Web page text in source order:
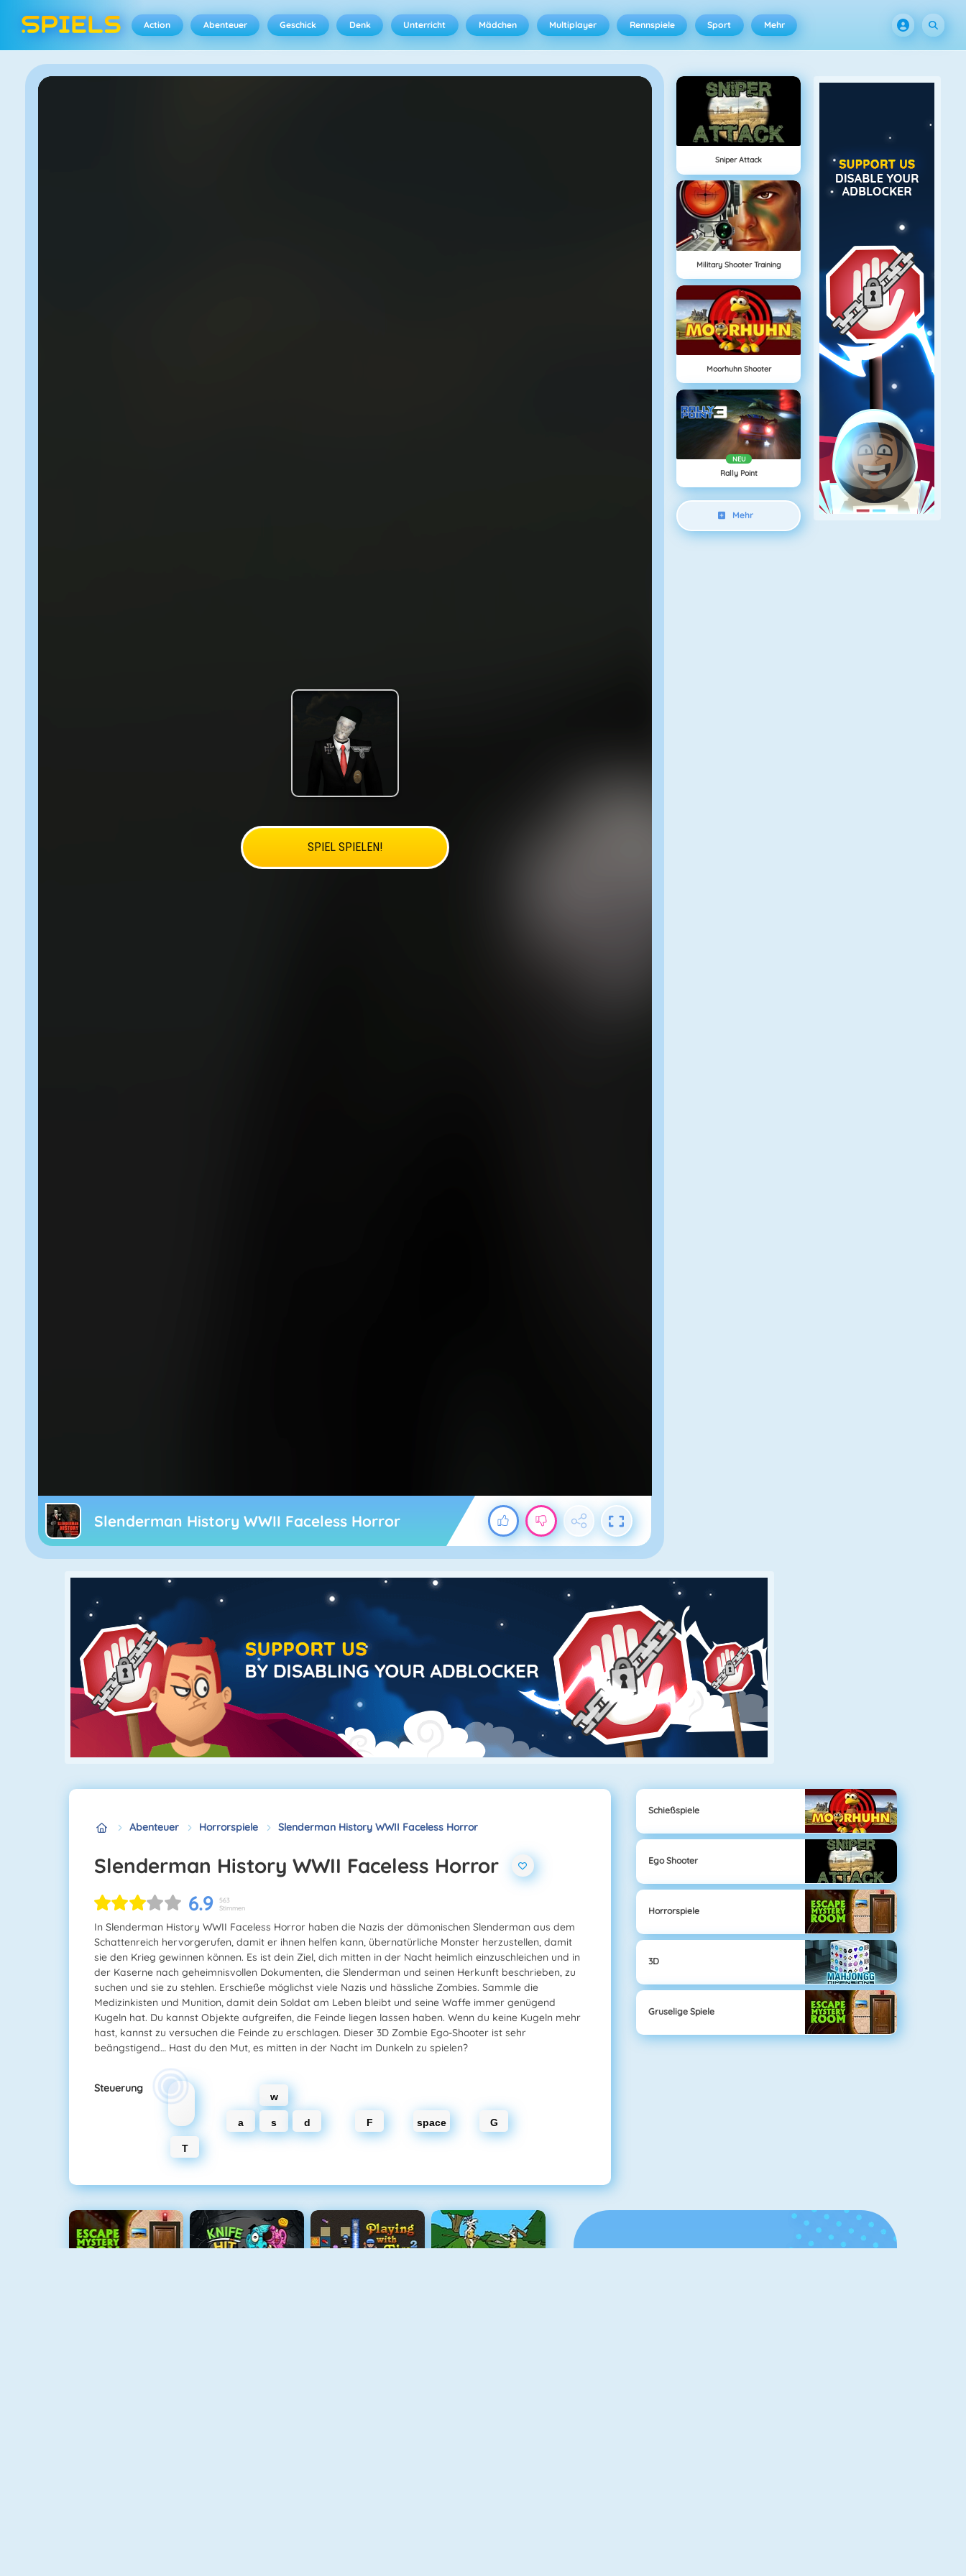
Action Abenteuer Geschick Denk Unterricht Mädchen Multiplayer Rennspiele Sport Mehr
Slenderman History WWII Faceless Horror
Sniper Attack
Military Shooter Training
Moorhuhn Shooter
NEU
Rally Point
Mehr
Abenteuer Horrorspiele Slenderman History WWII Faceless Horror
Slenderman History WWII Faceless Horror
6.9
563
Stimmen
In Slenderman History WWII Faceless Horror haben die Nazis der dämonischen Slenderman aus dem
Schattenreich hervorgerufen, damit er ihnen helfen kann, übernatürliche Monster herzustellen, damit
sie den Krieg gewinnen können. Es ist dein Ziel, dich mitten in der Nacht heimlich einzuschleichen und in
der Kaserne nach geheimnisvollen Dokumenten, die Slenderman und seinen Herkunft beschrieben, zu
suchen und sie zu stehlen. Erschieße möglichst viele Nazis und hässliche Zombies. Sammle die
Medizinkisten und Munition, damit dein Soldat am Leben bleibt und seine Waffe immer genügend
Kugeln hat. Du kannst Objekte aufgreifen, die Feinde liegen lassen haben. Wenn du keine Kugeln mehr
hast, kannst zu versuchen die Feinde zu erschlagen. Dieser 3D Zombie Ego-Shooter ist sehr
beängstigend… Hast du den Mut, es mitten in der Nacht im Dunkeln zu spielen?
Steuerung
w
a s d F space G
T
Schießspiele
Ego Shooter
Horrorspiele
3D
Gruselige Spiele